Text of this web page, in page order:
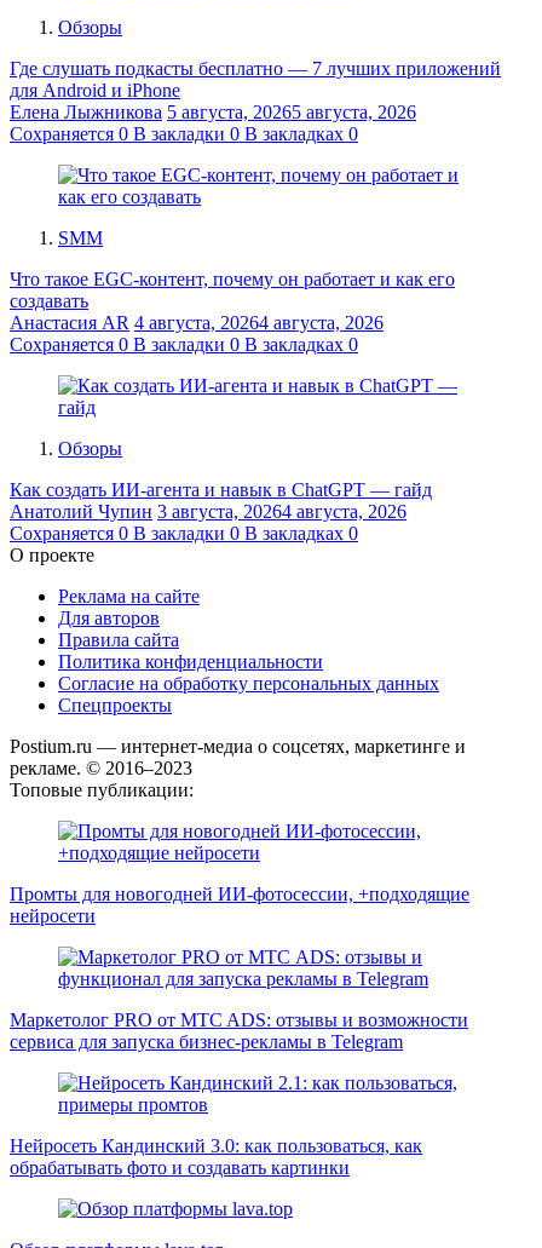
Обзоры
Где слушать подкасты бесплатно — 7 лучших приложений
для Android и iPhone
Елена Лыжникова 5 августа, 20265 августа, 2026
Сохраняется 0 В закладки 0 В закладках 0
SMM
Что такое EGC-контент, почему он работает и как его
создавать
Анастасия AR 4 августа, 20264 августа, 2026
Сохраняется 0 В закладки 0 В закладках 0
Обзоры
Как создать ИИ-агента и навык в ChatGPT — гайд
Анатолий Чупин 3 августа, 20264 августа, 2026
Сохраняется 0 В закладки 0 В закладках 0
О проекте
Реклама на сайте
Для авторов
Правила сайта
Политика конфиденциальности
Согласие на обработку персональных данных
Спецпроекты
Postium.ru — интернет-медиа о соцсетях, маркетинге и
рекламе. © 2016–2023
Топовые публикации:
Промты для новогодней ИИ-фотосессии, +подходящие
нейросети
Маркетолог PRO от MTC ADS: отзывы и возможности
сервиса для запуска бизнес-рекламы в Telegram
Нейросеть Кандинский 3.0: как пользоваться, как
обрабатывать фото и создавать картинки